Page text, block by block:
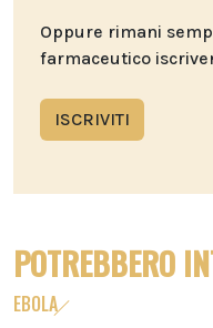
Oppure rimani
farmaceutico
ISCRIVITI
POTREBBERO
EBOLA